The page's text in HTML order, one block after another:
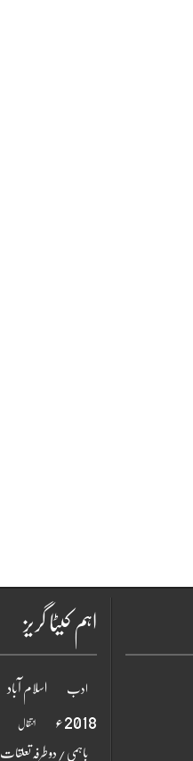
اہم کیٹا گریز
ادب اسلام آباد
2018ء انتقال
باہمی / دو طرفہ تعلقات